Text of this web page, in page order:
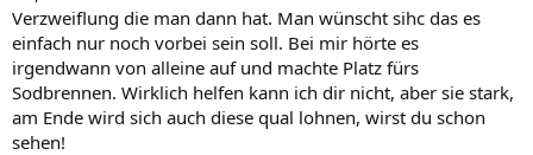
Verzweiflung die man dann hat. Man wünscht sihc das es
einfach nur noch vorbei sein soll. Bei mir hörte es
irgendwann von alleine auf und machte Platz fürs
Sodbrennen. Wirklich helfen kann ich dir nicht, aber sie stark,
am Ende wird sich auch diese qual lohnen, wirst du schon
sehen!